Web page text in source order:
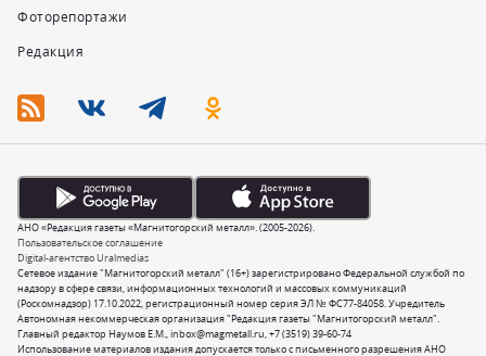
Фоторепортажи
Редакция
Сетевое издание "Магнитогорский металл" (16+) зарегистрировано Федеральной службой по
надзору в сфере связи, информационных технологий и массовых коммуникаций
(Роскомнадзор) 17.10.2022, регистрационный номер серия ЭЛ № ФС77-84058. Учредитель
Автономная некоммерческая организация "Редакция газеты "Магнитогорский металл".
Главный редактор Наумов Е.М.,inbox@magmetall.ru,+7 (3519) 39-60-74
Использование материалов издания допускается только с письменного разрешения АНО
Пользовательское соглашение
Digital-агентство Uralmedias
АНО «Редакция газеты «Магнитогорский металл». (2005-2026).